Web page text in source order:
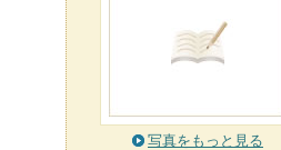
写真をもっと見る